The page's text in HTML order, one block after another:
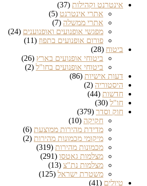
אינטרנט וקהילות(37)
אתרי אינטרנט(5)
אתרי ממשלה(7)
מפגשי אופנועים ואופנוענים(24)
פורום אופנועים בתפוז(11)
ביטוח(28)
ביטוחי אופנועים בארץ(26)
ביטוחי אופנועים בחו"ל(2)
דעות אישיות(86)
היסטוריה(2)
חדשות(44)
חו"ל
(30)
חוק וסדר (379)
חקיקה(10)
מדידת מהירות ממוצעת(6)
מיקומי מכמונות מהירות(2)
מכמונות מהירות(319)
מצלמות גאטסו(291)
מצלמות נת"צ (13)
משטרת ישראל(125)
טיולים(41)